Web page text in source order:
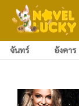
จันทร์ อังคาร